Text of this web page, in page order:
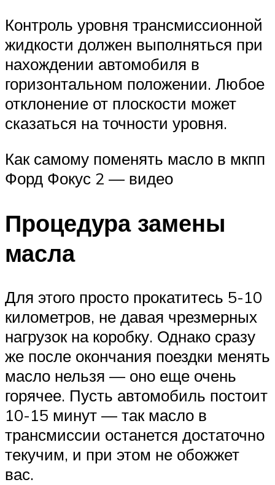
Контроль уровня трансмиссионной
жидкости должен выполняться при
нахождении автомобиля в
горизонтальном положении. Любое
отклонение от плоскости может
сказаться на точности уровня.
Как самому поменять масло в мкпп
Форд Фокус 2 — видео
Процедура замены
масла
Для этого просто прокатитесь 5-10
километров, не давая чрезмерных
нагрузок на коробку. Однако сразу
же после окончания поездки менять
масло нельзя — оно еще очень
горячее. Пусть автомобиль постоит
10-15 минут — так масло в
трансмиссии останется достаточно
текучим, и при этом не обожжет
вас.